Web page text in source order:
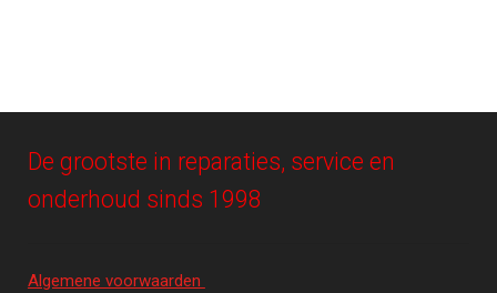
De grootste in reparaties, service en
onderhoud sinds 1998
Algemene voorwaarden